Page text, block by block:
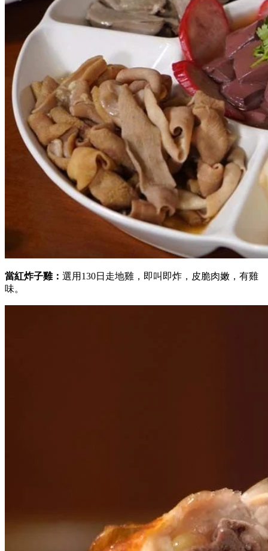
當紅炸子雞： 選用130日走地雞， 即叫即炸， 皮脆肉嫩，有雞
味。